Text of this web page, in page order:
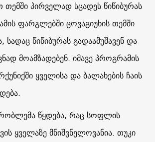
პირველად სცადეს წიწიბურას
ფარგლებში ცოვაგიუხის თემში
სადაც წიწიბურას გადაამუშავენ და
მოამზადებენ. იმავე პროგრამის
ყველისა და ბალახების ჩაის
წყდება, რაც სოფლის
ყველაზე მნიშვნელოვანია. თუკი